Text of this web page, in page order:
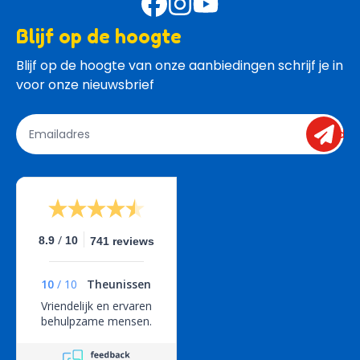
Blijf op de hoogte
Blijf op de hoogte van onze aanbiedingen schrijf je in
voor onze nieuwsbrief
send
8.9 / 10 741 reviews
10 / 10
Theunissen
Vriendelijk en ervaren
behulpzame mensen.